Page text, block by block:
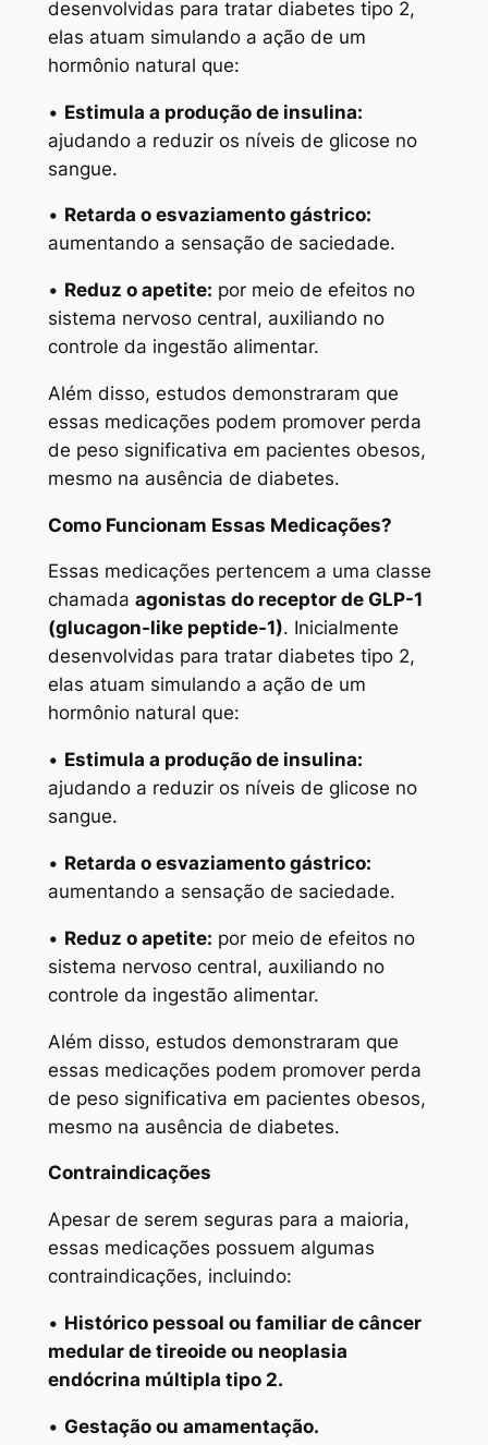
desenvolvidas para tratar diabetes tipo 2,
elas atuam simulando a ação de um
hormônio natural que:
• Estimula a produção de insulina:
ajudando a reduzir os níveis de glicose no
sangue.
• Retarda o esvaziamento gástrico:
aumentando a sensação de saciedade.
• Reduz o apetite: por meio de efeitos no
sistema nervoso central, auxiliando no
controle da ingestão alimentar.
Além disso, estudos demonstraram que
essas medicações podem promover perda
de peso significativa em pacientes obesos,
mesmo na ausência de diabetes.
Como Funcionam Essas Medicações?
Essas medicações pertencem a uma classe
chamada agonistas do receptor de GLP-1
(glucagon-like peptide-1). Inicialmente
desenvolvidas para tratar diabetes tipo 2,
elas atuam simulando a ação de um
hormônio natural que:
• Estimula a produção de insulina:
ajudando a reduzir os níveis de glicose no
sangue.
• Retarda o esvaziamento gástrico:
aumentando a sensação de saciedade.
• Reduz o apetite: por meio de efeitos no
sistema nervoso central, auxiliando no
controle da ingestão alimentar.
Além disso, estudos demonstraram que
essas medicações podem promover perda
de peso significativa em pacientes obesos,
mesmo na ausência de diabetes.
Contraindicações
Apesar de serem seguras para a maioria,
essas medicações possuem algumas
contraindicações, incluindo:
• Histórico pessoal ou familiar de câncer
medular de tireoide ou neoplasia
endócrina múltipla tipo 2.
• Gestação ou amamentação.